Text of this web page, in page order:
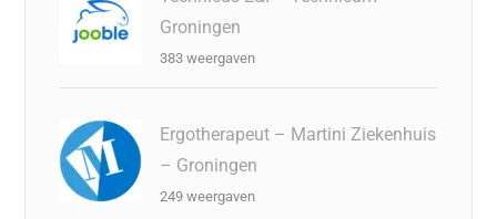
Groningen
383 weergaven
Ergotherapeut – Martini Ziekenhuis
– Groningen
249 weergaven